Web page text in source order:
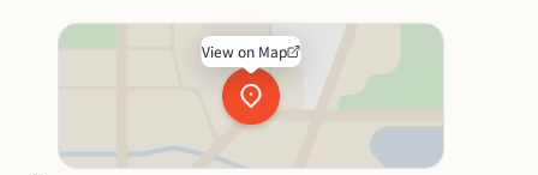
View on Map